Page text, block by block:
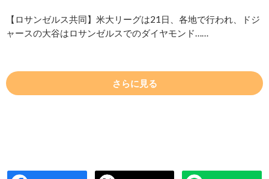
【ロサンゼルス共同】米大リーグは21日、各地で行われ、ドジ
ャースの大谷はロサンゼルスでのダイヤモンド……
さらに見る